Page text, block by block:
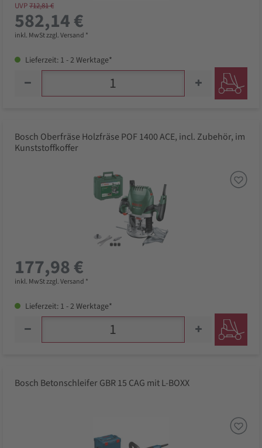
UVP712,81 €
582,14 €
inkl. MwSt zzgl. Versand *
Lieferzeit: 1 - 2 Werktage*
Bosch Oberfräse Holzfräse POF 1400 ACE, incl. Zubehör, im
Kunststoffkoffer
177,98 €
inkl. MwSt zzgl. Versand *
Lieferzeit: 1 - 2 Werktage*
Bosch Betonschleifer GBR 15 CAG mit L-BOXX